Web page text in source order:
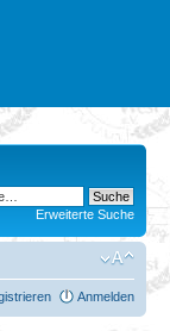
Erweiterte Suche
Anmelden